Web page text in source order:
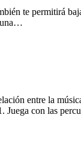
te permitirá
una…
entre la
Juega con las